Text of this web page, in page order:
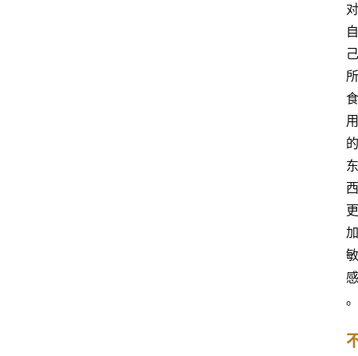
对
自
己
所
食
用
的
东
西
更
加
敏
感
。